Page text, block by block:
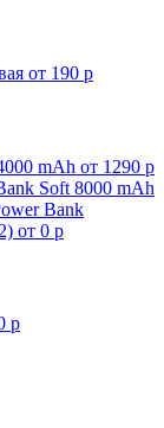
от 190 p
mAh от 1290 p
Soft 8000 mAh
Bank
от 0 p
p